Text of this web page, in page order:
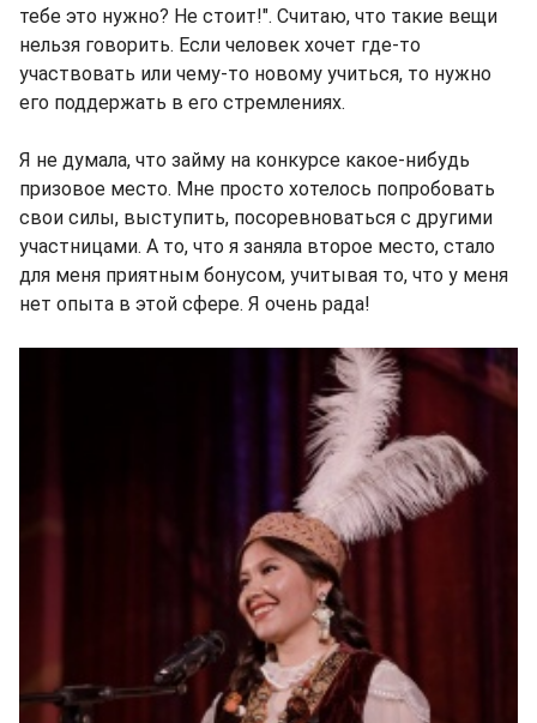
тебе это нужно? Не стоит!". Считаю, что такие вещи
нельзя говорить. Если человек хочет где-то
участвовать или чему-то новому учиться, то нужно
его поддержать в его стремлениях.
Я не думала, что займу на конкурсе какое-нибудь
призовое место. Мне просто хотелось попробовать
свои силы, выступить, посоревноваться с другими
участницами. А то, что я заняла второе место, стало
для меня приятным бонусом, учитывая то, что у меня
нет опыта в этой сфере. Я очень рада!